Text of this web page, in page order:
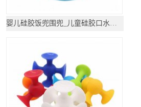
婴儿硅胶饭兜围兜_儿童硅胶口水围兜